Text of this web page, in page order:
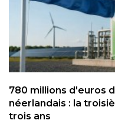
780 millions d'euros
néerlandais : la
trois ans